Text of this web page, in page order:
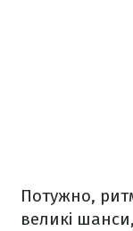
Потужно,
великі